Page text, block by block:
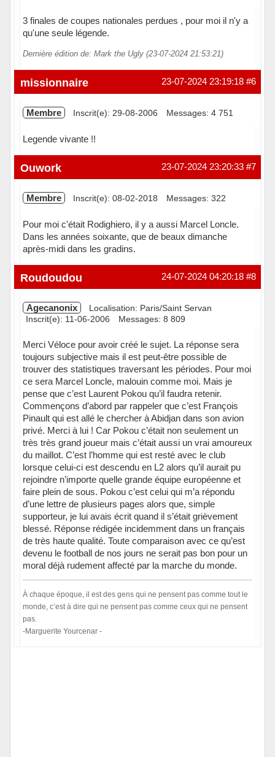
3 finales de coupes nationales perdues , pour moi il n'y a
qu'une seule légende.
Dernière édition de: Mark the Ugly (23-07-2024 21:53:21)
Hors ligne #6
23-07-2024 23:19:18
missionnaire
Membre Inscrit(e): 29-08-2006 Messages: 4 751
Legende vivante !!
Hors ligne #7
23-07-2024 23:20:33
Ouwork
Membre Inscrit(e): 08-02-2018 Messages: 322
Pour moi c'était Rodighiero, il y a aussi Marcel Loncle.
Dans les années soixante, que de beaux dimanche
après-midi dans les gradins.
Hors ligne #8
24-07-2024 04:20:18
Roudoudou
Agecanonix
Localisation: Paris/Saint Servan
Inscrit(e): 11-06-2006
Messages: 8 809
Merci Véloce pour avoir créé le sujet. La réponse sera
toujours subjective mais il est peut-être possible de
trouver des statistiques traversant les périodes. Pour moi
ce sera Marcel Loncle, malouin comme moi. Mais je
pense que c’est Laurent Pokou qu’il faudra retenir.
Commençons d’abord par rappeler que c’est François
Pinault qui est allé le chercher à Abidjan dans son avion
privé. Merci à lui ! Car Pokou c’était non seulement un
très très grand joueur mais c’était aussi un vrai amoureux
du maillot. C’est l’homme qui est resté avec le club
lorsque celui-ci est descendu en L2 alors qu’il aurait pu
rejoindre n’importe quelle grande équipe européenne et
faire plein de sous. Pokou c’est celui qui m’a répondu
d’une lettre de plusieurs pages alors que, simple
supporteur, je lui avais écrit quand il s’était grièvement
blessé. Réponse rédigée incidemment dans un français
de très haute qualité. Toute comparaison avec ce qu’est
devenu le football de nos jours ne serait pas bon pour un
moral déjà rudement affecté par la marche du monde.
À chaque époque, il est des gens qui ne pensent pas comme tout le
monde, c’est à dire qui ne pensent pas comme ceux qui ne pensent
pas.
-Marguerite Yourcenar -